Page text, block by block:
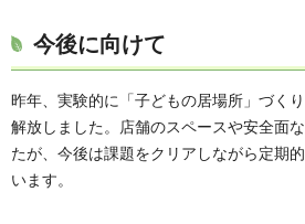
今後に向けて
昨年、実験的に「子どもの居場所」づく
解放しました。店舗のスペースや安全面
たが、今後は課題をクリアしながら定期
います。